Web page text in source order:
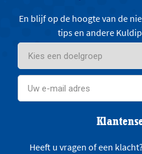
En blijf op de hoogte van de
tips en andere
Heeft u vragen of een